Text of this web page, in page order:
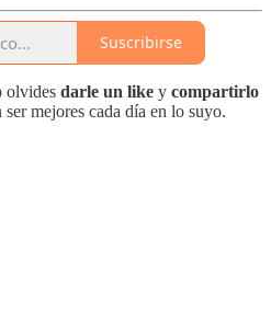
Suscribirse
olvides darle un like y compartirlo
mejores cada día en lo suyo.